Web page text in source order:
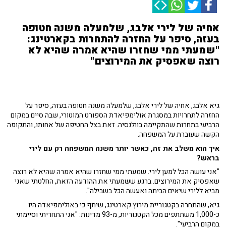
אחיה של לירי אלבג, שלמעלה משנה חטופה
בעזה, סיפר על החזרה להתחרות בקארטינג:
"שמעתי ממי שחזרו שהיא אמרה שהיא לא
רוצה שאפסיק את המירוצים"
גיא אלבג, אחיה של לירי אלבג, שלמעלה משנה חטופה בעזה, סיפר על
החזרה לתחרויות במסגרת אולימפיאדת הספורט המוטורי, שבה סיים במקום
הרביעי בתחרות שהתקיימה בוולנסיה. זאת בצל החטיפה של אחותו, והתקופה
הקשה שעוברת על המשפחה.
איך הוא משלב את זה, כאשר יותר משנה המשפחה רק עם לירי
בראש?
"אני עושה הכל למען לירי. שמעתי ממי שחזרו שהיא אמרה שהיא לא רוצה
שאפסיק את המירוצים. ברגע ששמעתי את ההודעה הזאת, החלטתי שאני
מביא ללירי שיאים הביתה ואעשה הכל בשבילה".
גיא, שהתחרה בקטגוריית מירוץ קארטינג, שיתף כי באולימפיאדה היו
כ-1,000 משתתפים מכל הקטגוריות, מ-93 מדינות: "אני התחריתי וסיימתי
במקום הרביעי".